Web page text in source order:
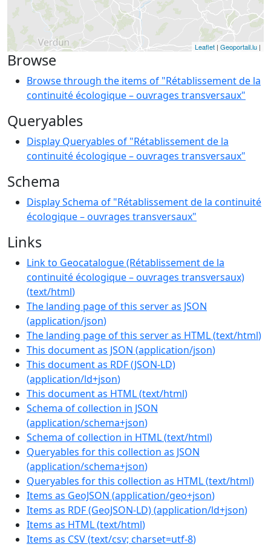
Leaflet | Geoportail.lu |
Browse
Browse through the items of "Rétablissement de la
continuité écologique – ouvrages transversaux"
Queryables
Display Queryables of "Rétablissement de la
continuité écologique – ouvrages transversaux"
Schema
Display Schema of "Rétablissement de la continuité
écologique – ouvrages transversaux"
Links
Link to Geocatalogue (Rétablissement de la
continuité écologique – ouvrages transversaux)
(text/html)
The landing page of this server as JSON
(application/json)
The landing page of this server as HTML(text/html)
This document as JSON (application/json)
This document as RDF (JSON-LD)
(application/ld+json)
This document as HTML(text/html)
Schema of collection in JSON
(application/schema+json)
Schema of collection in HTML(text/html)
Queryables for this collection as JSON
(application/schema+json)
Queryables for this collection as HTML(text/html)
Items as GeoJSON (application/geo+json)
Items as RDF (GeoJSON-LD)(application/ld+json)
Items as HTML(text/html)
Items as CSV(text/csv; charset=utf-8)